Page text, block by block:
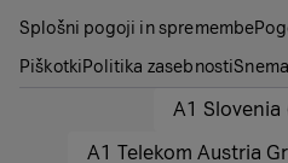
Splošni pogoji in spremembe
PiškotkiPolitika zasebnosti
A1 Slovenia
A1 Telekom Austria